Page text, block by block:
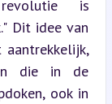
is
Dit idee van
die in de
ook in